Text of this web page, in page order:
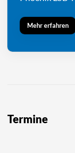
Mehr erfahren
Termine